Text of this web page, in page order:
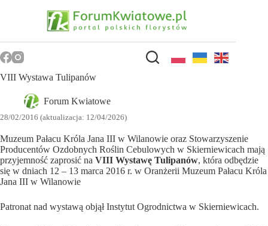
VIII Wystawa Tulipanów
Forum Kwiatowe
28/02/2016 (aktualizacja: 12/04/2026)
Muzeum Pałacu Króla Jana III w Wilanowie oraz Stowarzyszenie
Producentów Ozdobnych Roślin Cebulowych w Skierniewicach mają
przyjemność zaprosić na VIII Wystawę Tulipanów, która odbędzie
się w dniach 12 – 13 marca 2016 r. w Oranżerii Muzeum Pałacu Króla
Jana III w Wilanowie
Patronat nad wystawą objął Instytut Ogrodnictwa w Skierniewicach.